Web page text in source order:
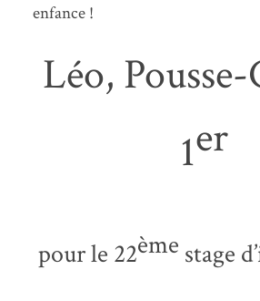
enfance !
Léo,
1er
pour le 22ème stage